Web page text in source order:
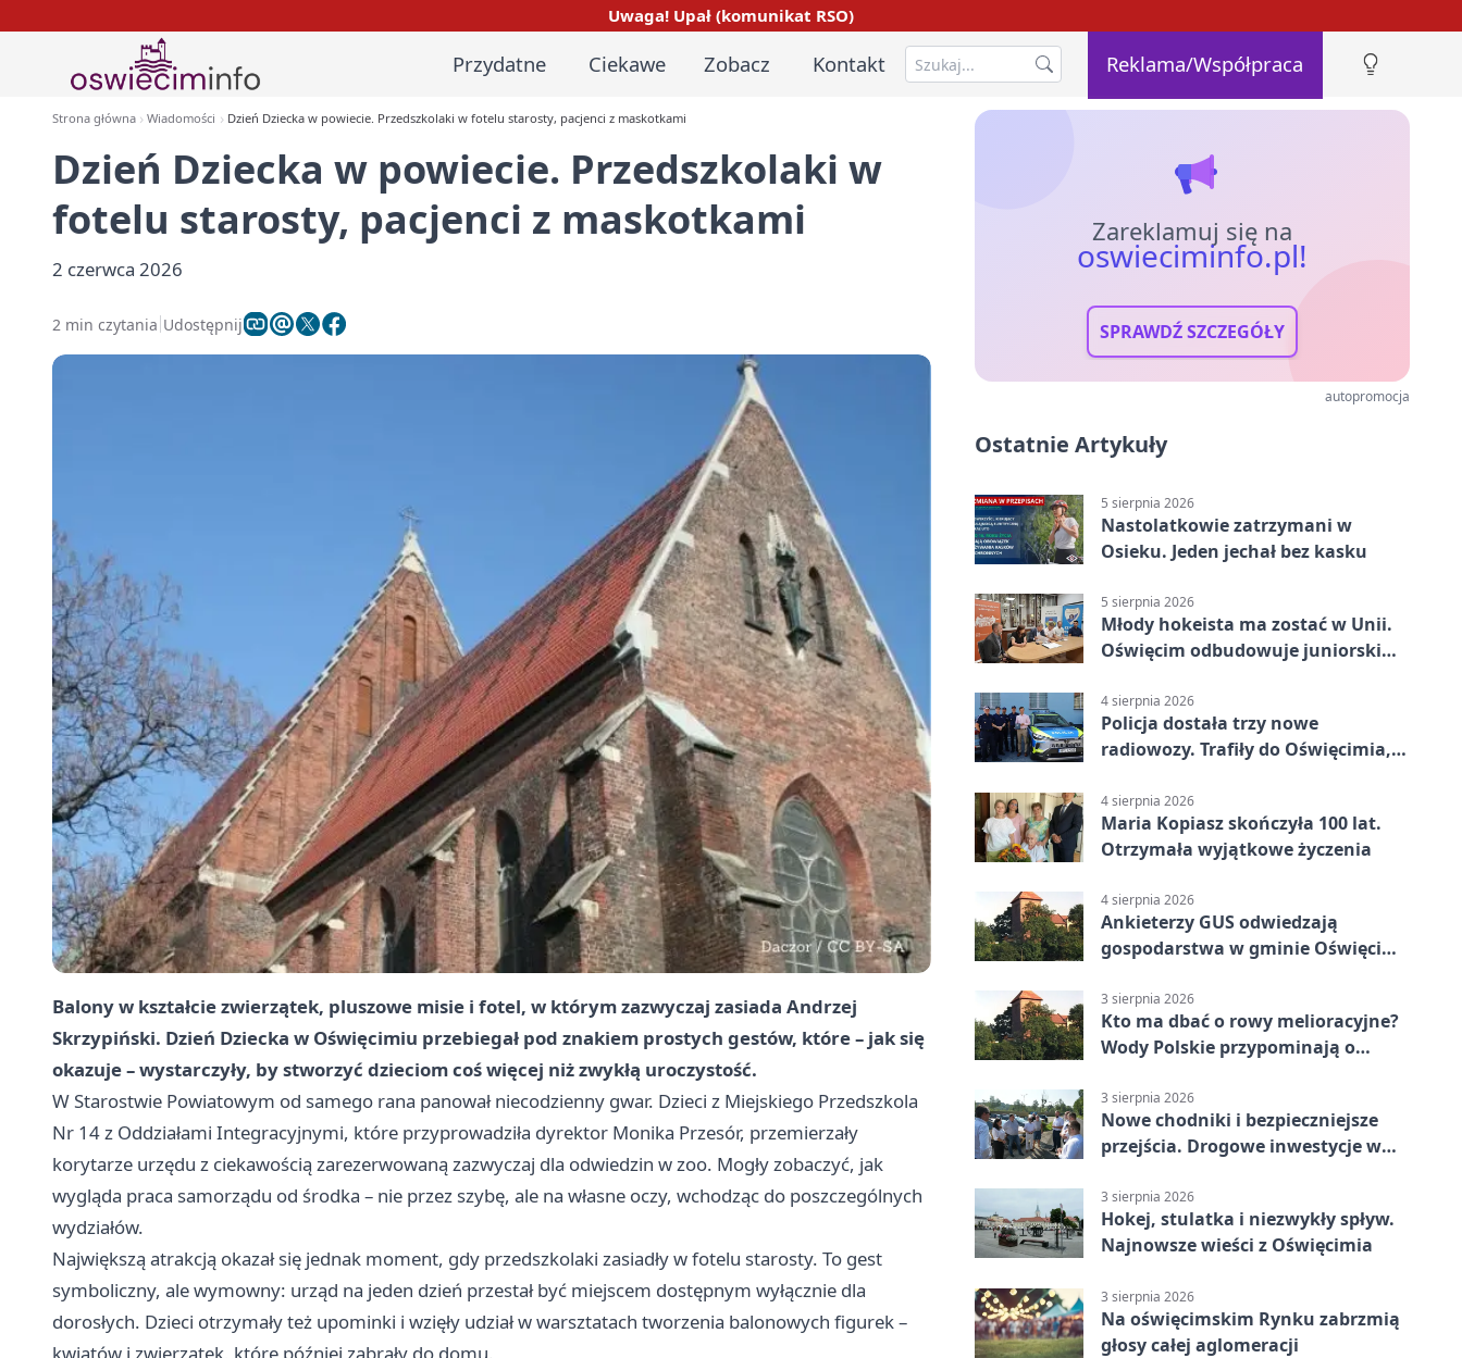
Uwaga! Upał (komunikat RSO)
Przydatne Ciekawe Zobacz Kontakt Reklama/Współpraca
Strona główna Wiadomości Dzień Dziecka w powiecie. Przedszkolaki w fotelu starosty, pacjenci z maskotkami
Dzień Dziecka w powiecie. Przedszkolaki w
fotelu starosty, pacjenci z maskotkami
2 czerwca 2026
2 min czytania Udostępnij
Balony w kształcie zwierzątek, pluszowe misie i fotel, w którym zazwyczaj zasiada Andrzej
Skrzypiński. Dzień Dziecka w Oświęcimiu przebiegał pod znakiem prostych gestów, które – jak się
okazuje – wystarczyły, by stworzyć dzieciom coś więcej niż zwykłą uroczystość.
W Starostwie Powiatowym od samego rana panował niecodzienny gwar. Dzieci z Miejskiego Przedszkola
Nr 14 z Oddziałami Integracyjnymi, które przyprowadziła dyrektor Monika Przesór, przemierzały
korytarze urzędu z ciekawością zarezerwowaną zazwyczaj dla odwiedzin w zoo. Mogły zobaczyć, jak
wygląda praca samorządu od środka – nie przez szybę, ale na własne oczy, wchodząc do poszczególnych
wydziałów.
Największą atrakcją okazał się jednak moment, gdy przedszkolaki zasiadły w fotelu starosty. To gest
symboliczny, ale wymowny: urząd na jeden dzień przestał być miejscem dostępnym wyłącznie dla
dorosłych. Dzieci otrzymały też upominki i wzięły udział w warsztatach tworzenia balonowych figurek –
Zareklamuj się na
oswieciminfo.pl!
SPRAWDŹ SZCZEGÓŁY
autopromocja
Ostatnie Artykuły
5 sierpnia 2026
Nastolatkowie zatrzymani w
Osieku. Jeden jechał bez kasku
5 sierpnia 2026
Młody hokeista ma zostać w Unii.
Oświęcim odbudowuje juniorski
4 sierpnia 2026
Policja dostała trzy nowe
radiowozy. Trafiły do Oświęcimia,
4 sierpnia 2026
Maria Kopiasz skończyła 100 lat.
Otrzymała wyjątkowe życzenia
4 sierpnia 2026
Ankieterzy GUS odwiedzają
gospodarstwa w gminie Oświęcim.
3 sierpnia 2026
Kto ma dbać o rowy melioracyjne?
Wody Polskie przypominają o
3 sierpnia 2026
Nowe chodniki i bezpieczniejsze
przejścia. Drogowe inwestycje w
3 sierpnia 2026
Hokej, stulatka i niezwykły spływ.
Najnowsze wieści z Oświęcimia
3 sierpnia 2026
Na oświęcimskim Rynku zabrzmią
głosy całej aglomeracji